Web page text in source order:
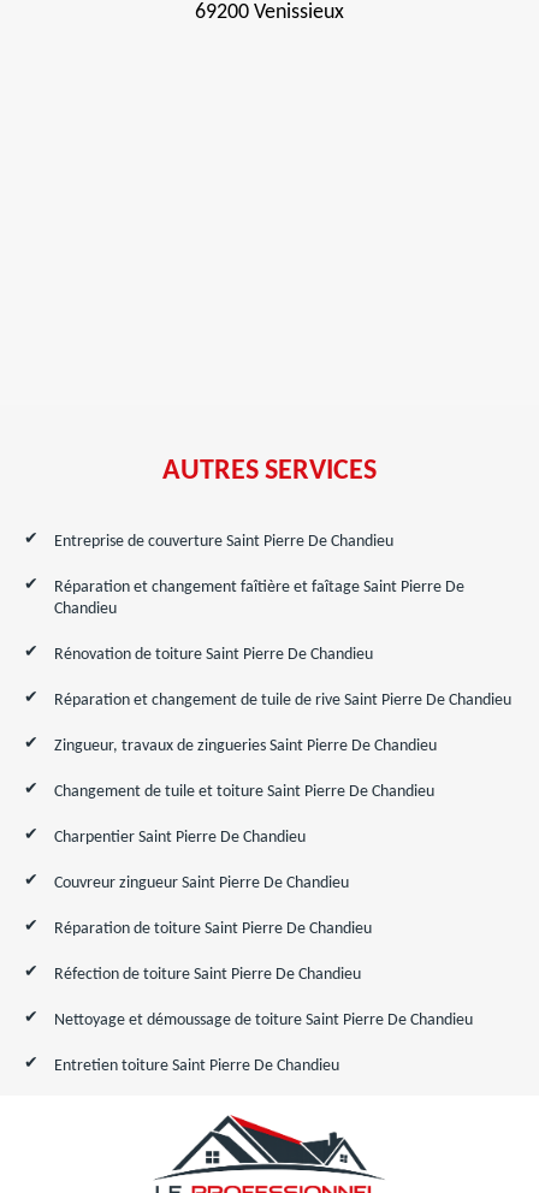
69200 Venissieux
AUTRES SERVICES
Entreprise de couverture Saint Pierre De Chandieu
Réparation et changement faîtière et faîtage Saint Pierre De
Chandieu
Rénovation de toiture Saint Pierre De Chandieu
Réparation et changement de tuile de rive Saint Pierre De Chandieu
Zingueur, travaux de zingueries Saint Pierre De Chandieu
Changement de tuile et toiture Saint Pierre De Chandieu
Charpentier Saint Pierre De Chandieu
Couvreur zingueur Saint Pierre De Chandieu
Réparation de toiture Saint Pierre De Chandieu
Réfection de toiture Saint Pierre De Chandieu
Nettoyage et démoussage de toiture Saint Pierre De Chandieu
Entretien toiture Saint Pierre De Chandieu